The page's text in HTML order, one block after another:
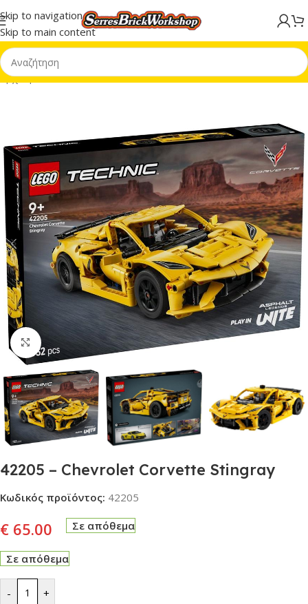
Skip to navigation
Skip to main content
Αρχική σελίδα/LEGO® Technic
Click to enlarge
42205 – Chevrolet Corvette Stingray
Κωδικός προϊόντος: 42205
€ 65.00 Σε απόθεμα
Σε απόθεμα
- +